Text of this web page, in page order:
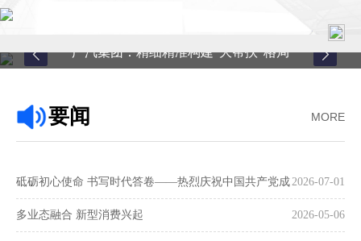
关于中心
县域服务
广汽集团：精细精准构建“大帮扶”格局
MORE
要闻
2026-07-01
砥砺初心使命 书写时代答卷——热烈庆祝中国共产党成
立105周年 2026-05-06
多业态融合 新型消费兴起